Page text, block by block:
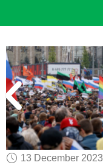
13 December 2023